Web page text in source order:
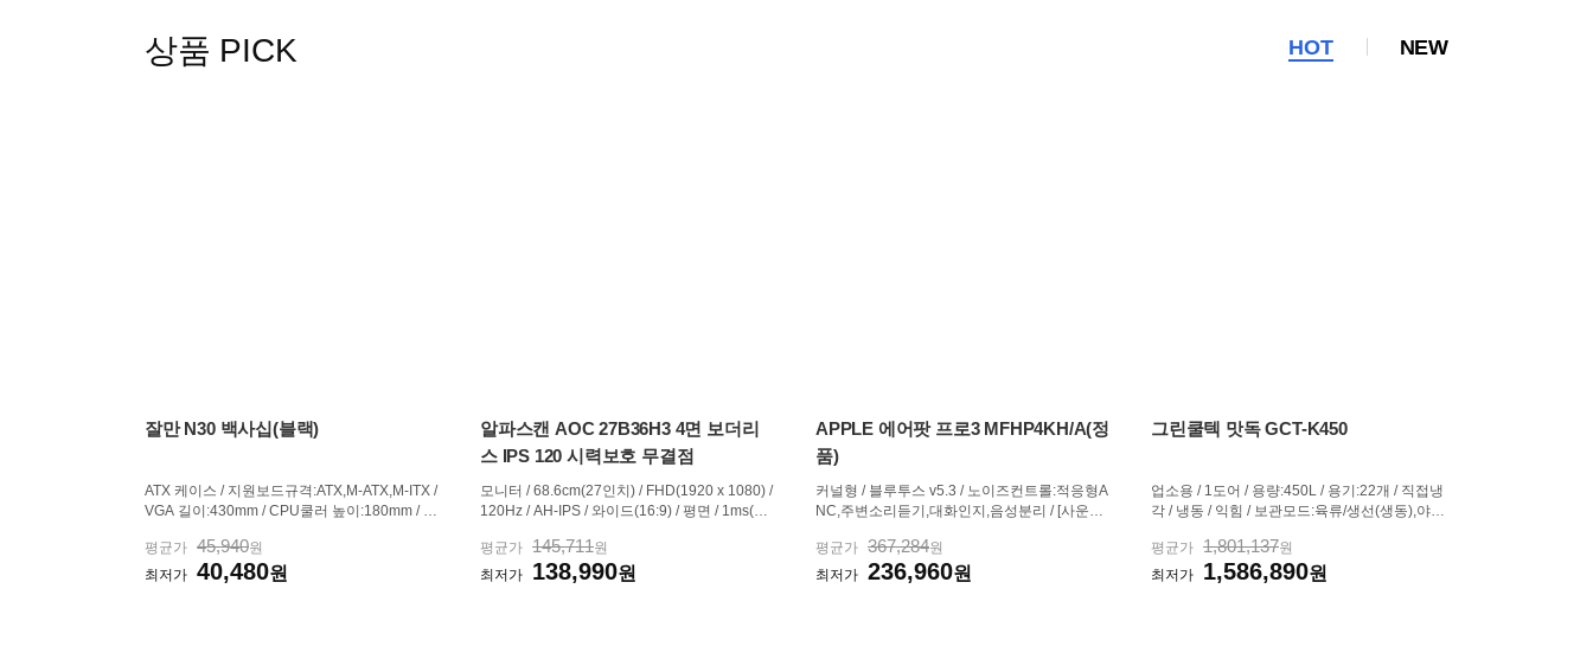
상품 PICK HOT NEW
잘만 N30 백사십(블랙)
ATX 케이스 / 지원보드규격:ATX,M-ATX,M-ITX /
VGA 길이:430mm / CPU쿨러 높이:180mm / 미
패널 타입:강화유리 / [쿨러/튜닝] / 쿨링팬:총3개
/ LED팬:3개 / 후면:140mm LED x1 / 내부 측면:
평균가 45,940원
최저가 40,480원
알파스캔 AOC 27B36H3 4면 보더리
스 IPS 120 시력보호 무결점
모니터 / 68.6cm(27인치) / FHD(1920 x 1080) /
120Hz / AH-IPS / 와이드(16:9) / 평면 / 1ms(MP
임특화] / 조준선 표시 / 블랙 이퀄라이저 / Adapt
ive Sync / FreeSync / [단자정보] / HDMI / D-SU
평균가 145,711원
최저가
138,990원
APPLE 에어팟 프로3 MFHP4KH/A(정
품)
커널형 / 블루투스 v5.3 / 노이즈컨트롤:적응형A
NC,주변소리듣기,대화인지,음성분리 / [사운드]
C / 적응형EQ / 360도 공간음향 / [배터리] / 1회
충전시:8시간(ANC ON), 10시간(ANC OFF), 7.
평균가 367,284원
최저가 236,960원
그린쿨텍 맛독 GCT-K450
업소용 / 1도어 / 용량:450L / 용기:22개 / 직접냉
각 / 냉동 / 익힘 / 보관모드:육류/생선(생동),야
기(가로x세로x깊이): 1470x875x750mm
평균가 1,801,137원
최저가
1,586,890원